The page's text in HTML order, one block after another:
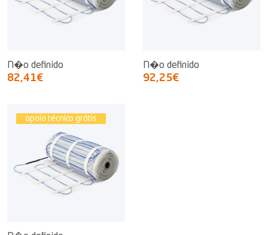
N�o definido
82,41€
N�o definido
92,25€
apoio técnico grátis